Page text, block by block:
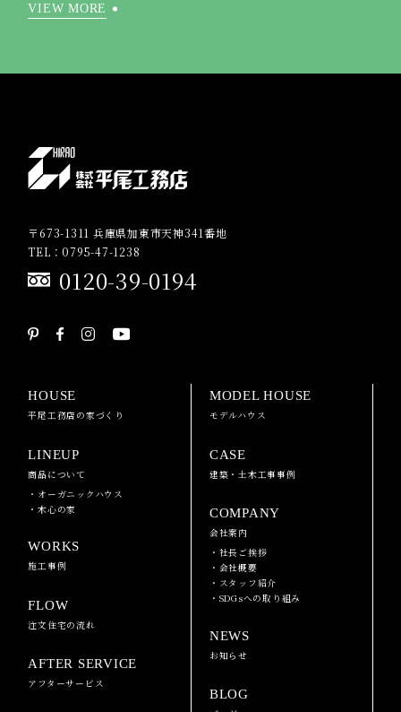
VIEW MORE
〒673-1311 兵庫県加東市天神341番地
TEL：0795-47-1238
0120-39-0194
HOUSE
平尾工務店の家づくり
LINEUP
商品について
・オーガニックハウス
・木心の家
WORKS
施工事例
FLOW
注文住宅の流れ
AFTER SERVICE
アフターサービス
MODEL HOUSE
モデルハウス
CASE
建築・土木工事事例
COMPANY
会社案内
・社長ご挨拶
・会社概要
・スタッフ紹介
・SDGsへの取り組み
NEWS
お知らせ
BLOG